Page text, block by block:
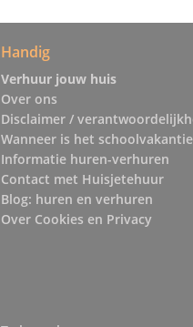
Handig
Verhuur jouw huis
Over ons
Disclaimer /
Wanneer is het
Informatie huren-verhuren
Contact met Huisjetehuur
Blog: huren en verhuren
Over Cookies en Privacy